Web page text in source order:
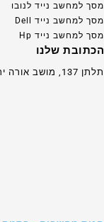
מסך למחשב נייד לנובו
מסך למחשב נייד Dell
מסך למחשב נייד Hp
הכתובת שלנו
תלתן 137, מושב אורה ירושלים